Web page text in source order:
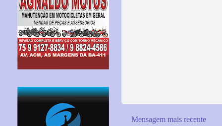
Mensagem mais recente